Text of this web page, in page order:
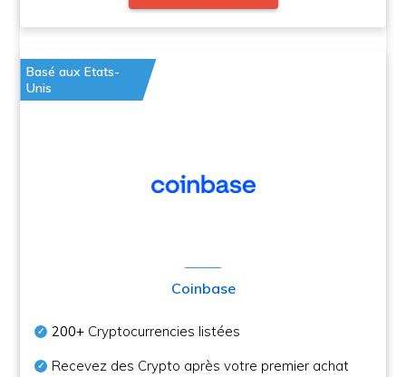
Basé aux Etats-
Unis
Coinbase
200+ Cryptocurrencies listées
Recevez des Crypto après votre premier achat